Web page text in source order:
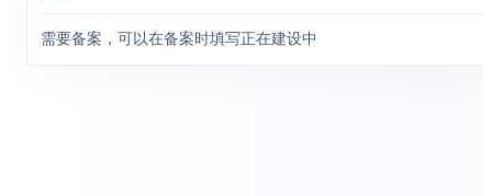
需要备案，可以在备案时填写正在建设中